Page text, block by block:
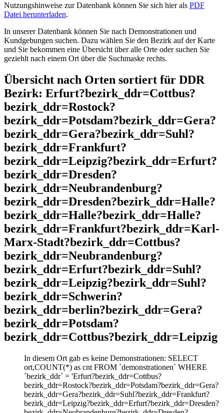
Nutzungshinweise zur Datenbank können Sie sich hier als PDF
Datei herunterladen.
In unserer Datenbank können Sie nach Demonstrationen und
Kundgebungen suchen. Dazu wählen Sie den Bezirk auf der Karte
und Sie bekommen eine Übersicht über alle Orte oder suchen Sie
geziehlt nach einem Ort über die Suchmaske rechts.
Übersicht nach Orten sortiert für DDR
Bezirk: Erfurt?bezirk_ddr=Cottbus?
bezirk_ddr=Rostock?
bezirk_ddr=Potsdam?bezirk_ddr=Gera?
bezirk_ddr=Gera?bezirk_ddr=Suhl?
bezirk_ddr=Frankfurt?
bezirk_ddr=Leipzig?bezirk_ddr=Erfurt?
bezirk_ddr=Dresden?
bezirk_ddr=Neubrandenburg?
bezirk_ddr=Dresden?bezirk_ddr=Halle?
bezirk_ddr=Halle?bezirk_ddr=Halle?
bezirk_ddr=Frankfurt?bezirk_ddr=Karl-
Marx-Stadt?bezirk_ddr=Cottbus?
bezirk_ddr=Neubrandenburg?
bezirk_ddr=Erfurt?bezirk_ddr=Suhl?
bezirk_ddr=Leipzig?bezirk_ddr=Suhl?
bezirk_ddr=Schwerin?
bezirk_ddr=berlin?bezirk_ddr=Gera?
bezirk_ddr=Potsdam?
bezirk_ddr=Cottbus?bezirk_ddr=Leipzig
In diesem Ort gab es keine Demonstrationen: SELECT
ort,COUNT(*) as cnt FROM `demonstrationen` WHERE
`bezirk_ddr` = 'Erfurt?bezirk_ddr=Cottbus?
bezirk_ddr=Rostock?bezirk_ddr=Potsdam?bezirk_ddr=Gera?
bezirk_ddr=Gera?bezirk_ddr=Suhl?bezirk_ddr=Frankfurt?
bezirk_ddr=Leipzig?bezirk_ddr=Erfurt?bezirk_ddr=Dresden?